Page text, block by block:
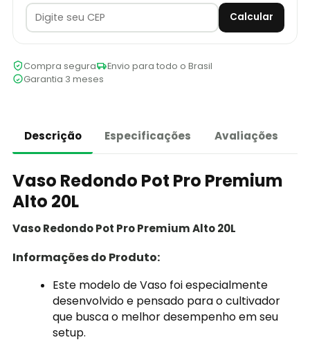
Calcular
Compra segura
Envio para todo o Brasil
Garantia 3 meses
Descrição Especificações Avaliações
Vaso Redondo Pot Pro Premium
Alto 20L
Vaso Redondo Pot Pro Premium Alto 20L
Informações do Produto:
Este modelo de Vaso foi especialmente
desenvolvido e pensado para o cultivador
que busca o melhor desempenho em seu
setup.